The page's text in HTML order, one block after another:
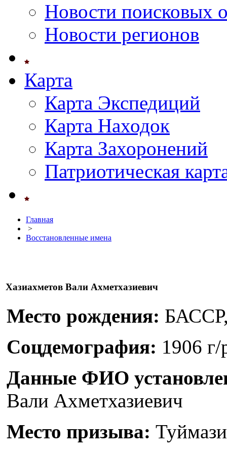
Новости поисковых
Новости регионов
Карта
Карта Экспедиций
Карта Находок
Карта Захоронений
Патриотическая
Главная
>
Восстановленные имена
Хазиахметов Вали Ахметхазиевич
Место рождения:
Соцдемография: 1906
Данные ФИО
Вали Ахметхазиевич
Место призыва: